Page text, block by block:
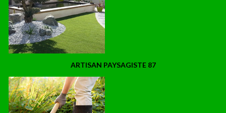
ARTISAN PAYSAGISTE 87